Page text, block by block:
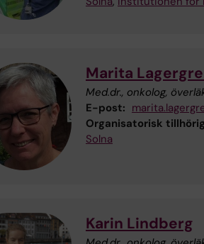
Marita
Med.dr., onkolog,
E-post:
Organisatorisk
Solna
Karin Lindberg